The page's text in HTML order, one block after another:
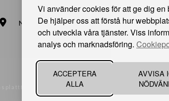
Vi använder cookies för att ge dig
De hjälper oss att förstå hur
och utveckla våra tjänster. Viss
analys och marknadsföring.
ACCEPTERA
ALLA
AVVISA
070-2813890
Norrgårdsgatan 9a, 686 35 Sunne
Bjälverud 540, 68693 Sunne